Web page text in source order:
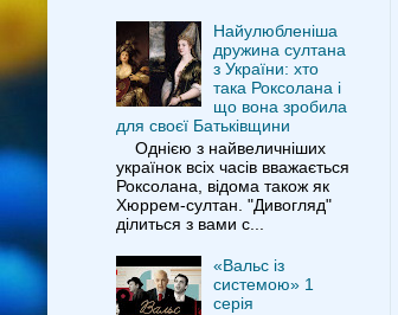
Найулюбленіша
дружина султана
з України: хто
така Роксолана і
що вона зробила
для своєї Батьківщини
Однією з найвеличніших
українок всіх часів вважається
Роксолана, відома також як
Хюррем-султан. "Дивогляд"
ділиться з вами с...
«Вальс із
системою» 1
серія